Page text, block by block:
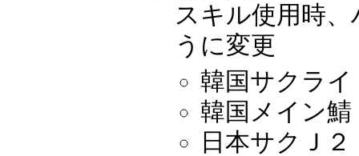
スキル使用時
うに変更
韓国サクライ
韓国メイン鯖
日本サクＪ